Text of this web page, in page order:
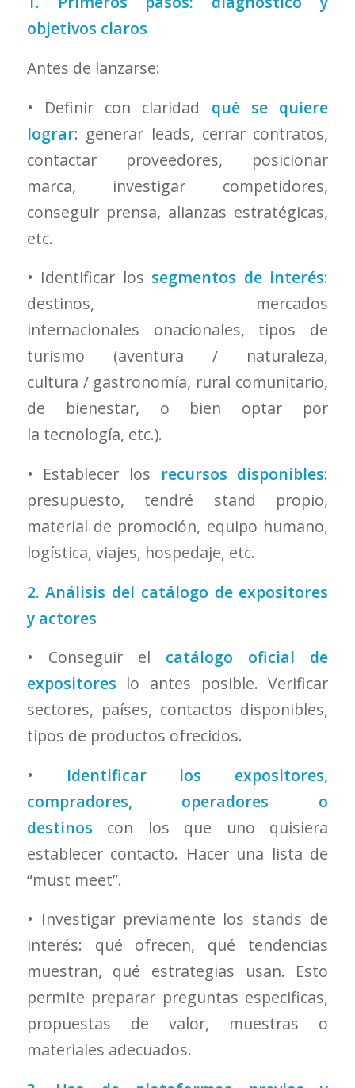
objetivos claros
Antes de lanzarse:
• Definir con claridad qué se quiere
lograr: generar leads, cerrar contratos,
contactar proveedores, posicionar
marca, investigar competidores,
conseguir prensa, alianzas estratégicas,
etc.
• Identificar los segmentos de interés:
destinos, mercados
internacionales onacionales, tipos de
turismo (aventura / naturaleza,
cultura / gastronomía, rural comunitario,
de bienestar, o bien optar por
la tecnología, etc.).
• Establecer los recursos disponibles:
presupuesto, tendré stand propio,
material de promoción, equipo humano,
logística, viajes, hospedaje, etc.
2. Análisis del catálogo de expositores
y actores
• Conseguir el catálogo oficial de
expositores lo antes posible. Verificar
sectores, países, contactos disponibles,
tipos de productos ofrecidos.
• Identificar los expositores,
compradores, operadores o
destinos con los que uno quisiera
establecer contacto. Hacer una lista de
“must meet”.
• Investigar previamente los stands de
interés: qué ofrecen, qué tendencias
muestran, qué estrategias usan. Esto
permite preparar preguntas especificas,
propuestas de valor, muestras o
materiales adecuados.